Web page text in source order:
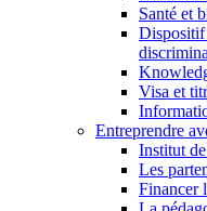
Santé et
Dispositif
Visa et
Entreprendre
Institut
Les
Financer